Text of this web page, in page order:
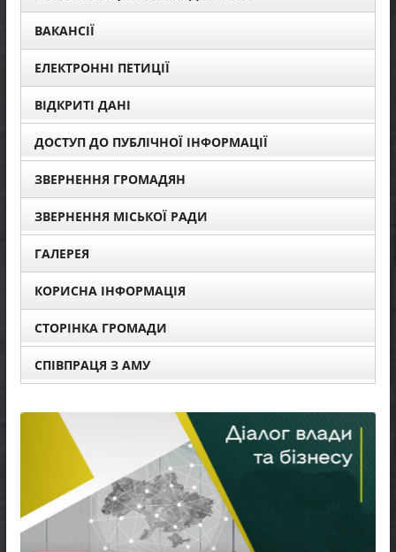
ВАКАНСІЇ
ЕЛЕКТРОННІ ПЕТИЦІЇ
ВІДКРИТІ ДАНІ
ДОСТУП ДО ПУБЛІЧНОЇ ІНФОРМАЦІЇ
ЗВЕРНЕННЯ ГРОМАДЯН
ЗВЕРНЕННЯ МІСЬКОЇ РАДИ
ГАЛЕРЕЯ
КОРИСНА ІНФОРМАЦІЯ
СТОРІНКА ГРОМАДИ
СПІВПРАЦЯ З АМУ